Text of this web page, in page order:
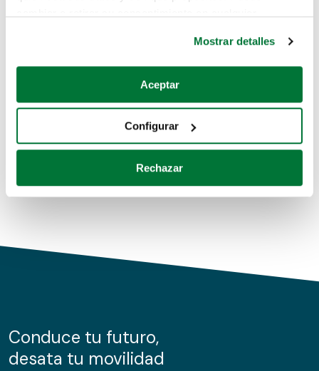
Si lo permite, también quisiéramos:
Recopilar información sobre su ubicación geográfica
Identificar su dispositivo analizándolo activamente
para buscar características específicas (huellas
Obtenga más información sobre cómo se procesan sus
de cookies.
información sobre el uso que haga del sitio web con
nuestros partners de redes sociales, publicidad y análisis
Mostrar detalles
Aceptar
Configurar
Rechazar
buscando en alguno de estos enlaces:
Coches de segunda mano
Coches de km0
Conduce tu futuro,
desata tu movilidad